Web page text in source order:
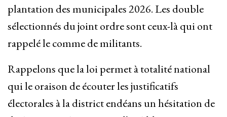
plantation des municipales 2026. Les double
sélectionnés du joint ordre sont ceux-là qui ont
rappelé le comme de militants.
Rappelons que la loi permet à totalité national
qui le oraison de écouter les justificatifs
électorales à la district endéans un hésitation de